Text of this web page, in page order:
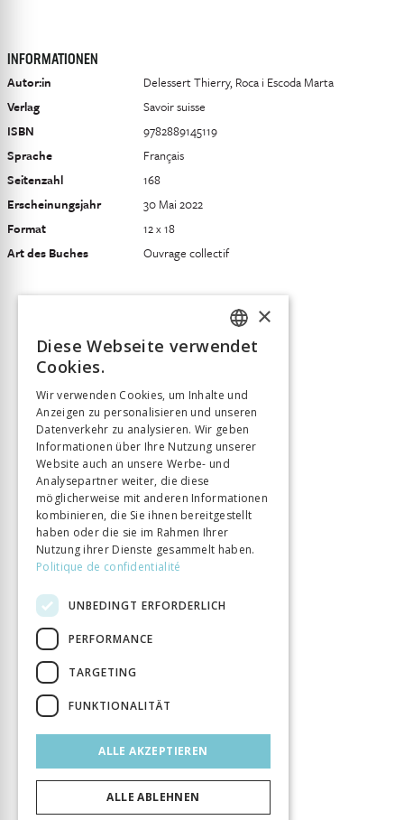
INFORMATIONEN
Autor:in
Delessert Thierry, Roca i Escoda Marta
Verlag
Savoir suisse
ISBN
9782889145119
Sprache
Français
Seitenzahl
168
Erscheinungsjahr
30 Mai 2022
Format
12 x 18
Art des Buches
Ouvrage collectif
FRENCH
ITALIAN
×
Diese Webseite verwendet
Cookies.
Wir verwenden Cookies, um Inhalte und
Anzeigen zu personalisieren und unseren
Datenverkehr zu analysieren. Wir geben
Informationen über Ihre Nutzung unserer
Website auch an unsere Werbe- und
Analysepartner weiter, die diese
möglicherweise mit anderen Informationen
kombinieren, die Sie ihnen bereitgestellt
haben oder die sie im Rahmen Ihrer
Nutzung ihrer Dienste gesammelt haben.
Politique de confidentialité
UNBEDINGT ERFORDERLICH
PERFORMANCE
TARGETING
FUNKTIONALITÄT
ALLE AKZEPTIEREN
ALLE ABLEHNEN